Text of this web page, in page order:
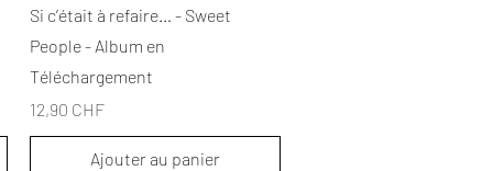
Aperçu rapide
Si c’était à refaire… - Sweet
People - Album en
Téléchargement
Prix
12,90 CHF
Ajouter au panier